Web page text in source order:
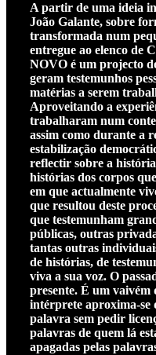
A partir de uma ideia
João Galante, sobre
transformada num
entregue ao elenco de
NOVO é um projecto
geram testemunhos
matérias a serem
Aproveitando a
trabalharam num
assim como durante a
estabilização
reflectir sobre a
histórias dos corpos
em que actualmente
que resultou deste
que testemunham
públicas, outras
tantas outras
de histórias, de
viva a sua voz. O
presente. É um vaivém
intérprete aproxima-se
palavra sem pedir
palavras de quem lá
apagadas pelas